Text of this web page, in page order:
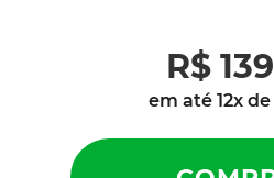
R$ 139
em até 12x de